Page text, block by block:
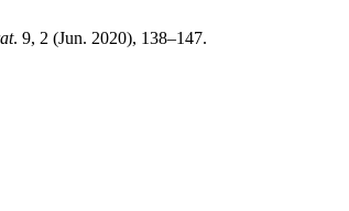
. 9, 2 (Jun. 2020), 138–147.